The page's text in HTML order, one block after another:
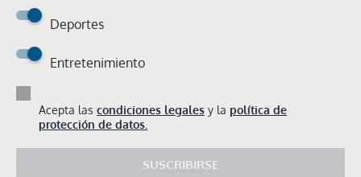
Deportes
Entretenimiento
Acepta las condiciones legales y la política de
protección de datos.
SUSCRIBIRSE